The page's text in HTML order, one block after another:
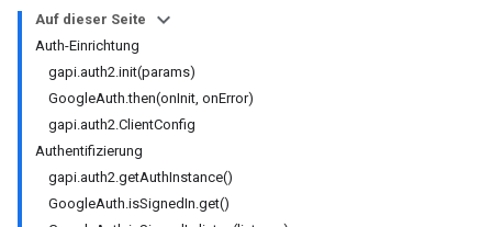
Auf dieser Seite
Auth-Einrichtung
gapi.auth2.init(params)
GoogleAuth.then(onInit, onError)
gapi.auth2.ClientConfig
Authentifizierung
gapi.auth2.getAuthInstance()
GoogleAuth.isSignedIn.get()